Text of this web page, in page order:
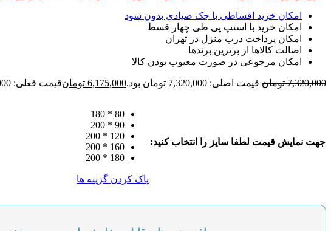
امکان خرید اقساطی با چک صیادی بدون سود
امکان خرید با اسنپ پی طی چهار قسط
امکان پرداخت درب منزل در تهران
اصالت کالاها از برترین برندها
امکان مرجوعی در صورت معیوب بودن کالا
7,320,000 تومان قیمت اصلی: 7,320,000 تومان بود. 6,175,000 تومانقیمت فعلی: 6,175,000 تومان.
جهت نمایش قیمت لطفا سایز را انتخاب کنید:
80 * 180
90 * 200
120 * 200
160 * 200
180 * 200
پاک کردن گزینه ها